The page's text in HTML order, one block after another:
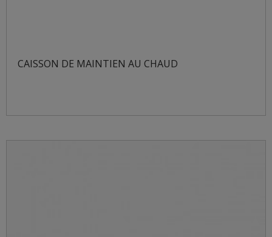
CAISSON DE MAINTIEN AU CHAUD